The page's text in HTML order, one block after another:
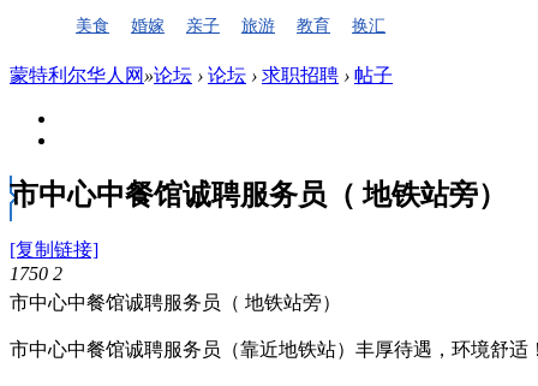
美食
婚嫁 亲子 旅游 教育 换汇
蒙特利尔华人网 »论坛 › 论坛 › 求职招聘 › 帖子
市中心中餐馆诚聘服务员（ 地铁站旁）
[复制链接]
1750 2
市中心中餐馆诚聘服务员（ 地铁站旁）
市中心中餐馆诚聘服务员（靠近地铁站）丰厚待遇，环境舒